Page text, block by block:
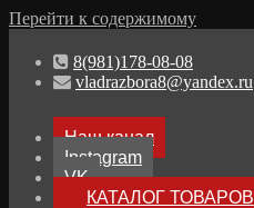
Перейти к содержимому
8(981)178-08-08
vladrazbora8@yandex.ru
Наш канал
Instagram
VK
КАТАЛОГ ТОВАРОВ